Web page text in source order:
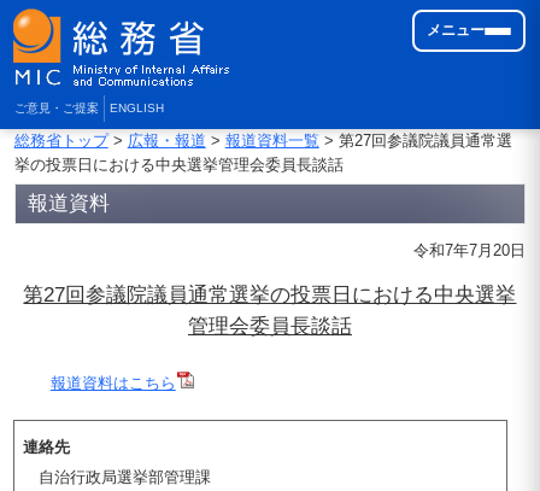
ご意見・ご提案 ENGLISH
メニュー
総務省トップ> 広報・報道 > 報道資料一覧> 第27回参議院議員通常選
挙の投票日における中央選挙管理会委員長談話
報道資料
令和7年7月20日
第27回参議院議員通常選挙の投票日における中央選挙
管理会委員長談話
報道資料はこちら
連絡先
自治行政局選挙部管理課